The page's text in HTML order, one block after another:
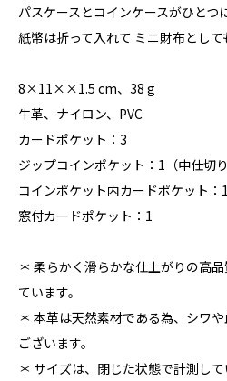
パスケースとコインケースがひとつ
紙幣は折って入れて ミニ財布として
8×11××1.5 cm、38 g
牛革、ナイロン、PVC
カードポケット：3
ジップコインポケット：1（中仕切り
コインポケット内カードポケット：1
窓付カードポケット：1
＊ 柔らかく滑らかな仕上がりの高
ています。
＊ 本革は天然素材である為、シワ
ございます。
＊ サイズは、閉じた状態で計測して